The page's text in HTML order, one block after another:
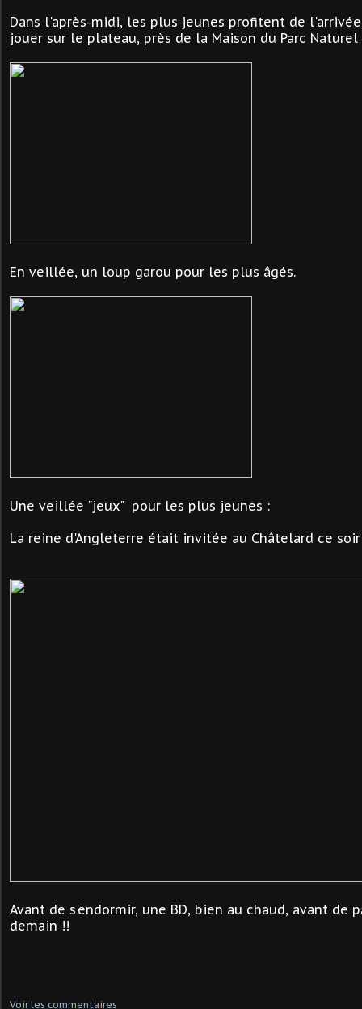
Dans l'après-midi, les plus jeunes profitent de
jouer sur le plateau, près de la Maison du Parc Naturel
En veillée, un loup garou pour les plus âgés.
Une veillée "jeux" pour les plus jeunes :
La reine d'Angleterre était invitée au Châtelard ce
Avant de s'endormir, une BD, bien au chaud, avant de
demain !!
Voir les commentaires